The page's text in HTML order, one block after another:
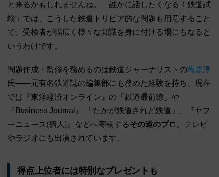
と来るかもしれませんね。「誰かに話したくなる！鉄道試
験」では、こうした鉄道トリビア的な問題も用意すること
で、受検者が幅広く様々な知識を身に付ける場にもなると
いうわけです。
問題作成・監修を務めるのは鉄道ジャーナリストの梅原淳
氏――元有名鉄道誌の編集部にも務めた経験を持ち、現在
では『東洋経済オンライン』の「鉄道最前線」や
『Business Journal』 「たかが鉄道されど鉄道」、『ヤフ
ーニュース(個人)』などへ寄稿するその道のプロ 。テレビ
やラジオにも出演されています。
得点上位者には特別なプレゼントも